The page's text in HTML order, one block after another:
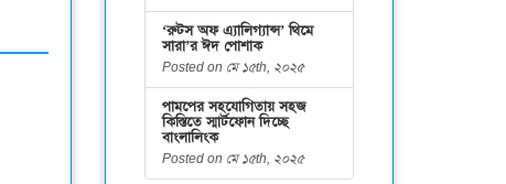
‘রুটস অফ এ্যালিগ্যান্স’ থিমে
সারা’র ঈদ পোশাক
Posted on মে ১৫th, ২০২৫
পামপের সহযোগিতায় সহজ
কিস্তিতে স্মার্টফোন দিচ্ছে
বাংলালিংক
Posted on মে ১৫th, ২০২৫